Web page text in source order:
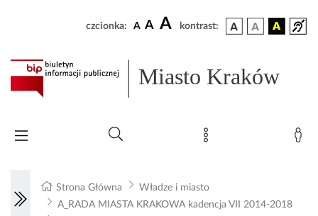
czcionka: A A A kontrast:
Miasto Kraków
Strona Główna
Władze i miasto
A_RADA MIASTA KRAKOWA kadencja VII 2014-2018